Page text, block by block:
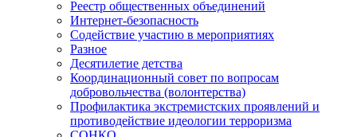
Реестр общественных объединений
Интернет-безопасность
Содействие участию в мероприятиях
Разное
Десятилетие детства
Координационный совет по вопросам
добровольчества (волонтерства)
Профилактика экстремистских проявлений и
противодействие идеологии терроризма